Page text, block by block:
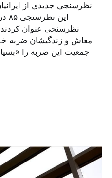
نظرسنجی جدیدی از
نظرسنجی عنوان
جمعیت این ضربه را